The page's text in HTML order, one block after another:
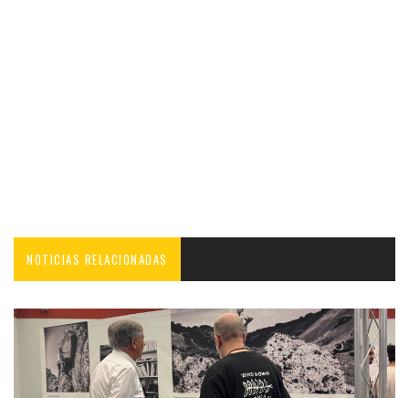
NOTICIAS RELACIONADAS